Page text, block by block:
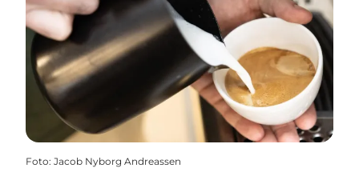
Foto: Jacob Nyborg Andreassen